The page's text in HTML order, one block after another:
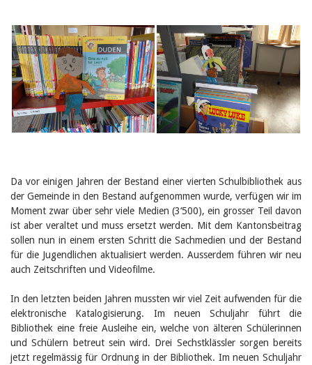
November 2025
September 2025
Juli 2025
Juni 2025
März 2025
Februar 2025
2024
2023
2019
2018
2017
2016
2014
2013
2012
Da vor einigen Jahren der Bestand einer vierten Schulbibliothek aus
der Gemeinde in den Bestand aufgenommen wurde, verfügen wir im
Moment zwar über sehr viele Medien (3‘500), ein grosser Teil davon
ist aber veraltet und muss ersetzt werden. Mit dem Kantonsbeitrag
sollen nun in einem ersten Schritt die Sachmedien und der Bestand
für die Jugendlichen aktualisiert werden. Ausserdem führen wir neu
auch Zeitschriften und Videofilme.
In den letzten beiden Jahren mussten wir viel Zeit aufwenden für die
elektronische Katalogisierung. Im neuen Schuljahr führt die
Bibliothek eine freie Ausleihe ein, welche von älteren Schülerinnen
und Schülern betreut sein wird. Drei Sechstklässler sorgen bereits
jetzt regelmässig für Ordnung in der Bibliothek. Im neuen Schuljahr